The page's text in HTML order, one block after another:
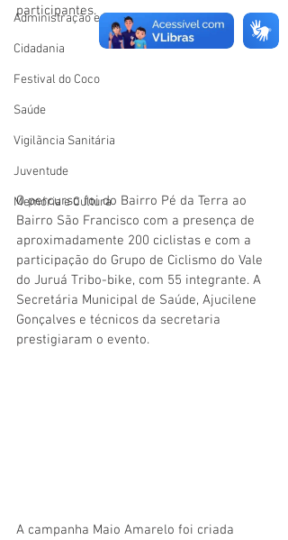
Administração e Planejamento
Cidadania
Festival do Coco
Saúde
Vigilãncia Sanitária
Juventude
Memória e Cultura
participantes.
O percurso foi do Bairro Pé da Terra ao
Bairro São Francisco com a presença de
aproximadamente 200 ciclistas e com a
participação do Grupo de Ciclismo do Vale
do Juruá Tribo-bike, com 55 integrante. A
Secretária Municipal de Saúde, Ajucilene
Gonçalves e técnicos da secretaria
prestigiaram o evento.
A campanha Maio Amarelo foi criada